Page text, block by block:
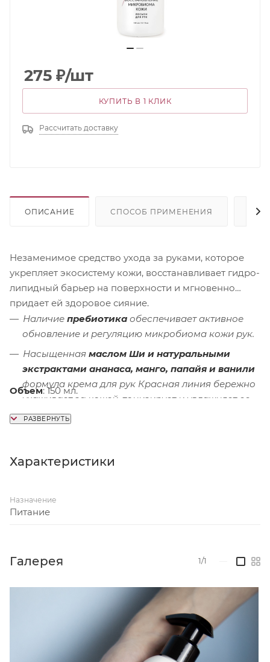
275 ₽/шт
КУПИТЬ В 1 КЛИК
Рассчитать доставку
ОПИСАНИЕ СПОСОБ ПРИМЕНЕНИЯ
Незаменимое средство ухода за руками, которое
укрепляет экосистему кожи, восстанавливает гидро-
липидный барьер на поверхности и мгновенно
придает ей здоровое сияние.
Наличие пребиотика обеспечивает активное
обновление и регуляцию микробиома кожи рук.
Насыщенная маслом Ши и натуральными
экстрактами ананаса, манго, папайя и ванили
формула крема для рук Красная линия бережно
ухаживает за кожей, тонизирует и увлажняет ее,
делая мягкой и бархатистой.
Объем: 150 мл.
Характеристики
Назначение
Питание
Галерея 1/1